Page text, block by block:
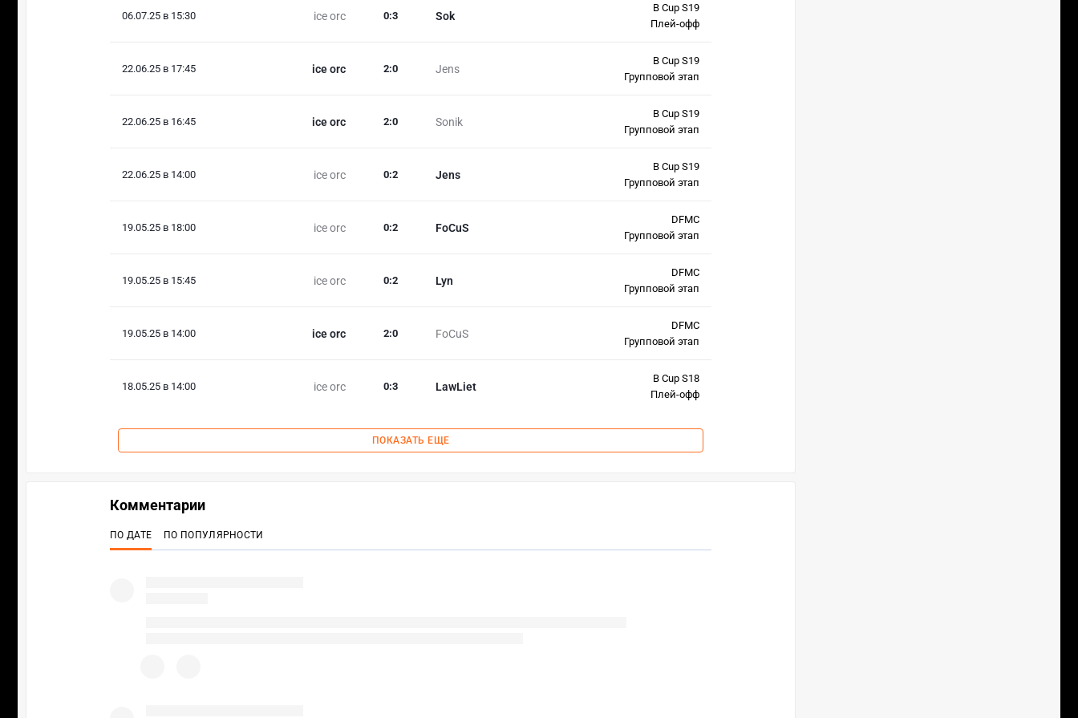
06.07.25 в 15:30 ice orc Sok
0:3
B Cup S19
Плей-офф
22.06.25 в 17:45 ice orc Jens
2:0
B Cup S19
Групповой этап
22.06.25 в 16:45 ice orc Sonik
2:0
B Cup S19
Групповой этап
22.06.25 в 14:00 ice orc Jens
0:2
B Cup S19
Групповой этап
19.05.25 в 18:00 ice orc FoCuS
0:2
DFMC
Групповой этап
19.05.25 в 15:45 ice orc Lyn
0:2
DFMC
Групповой этап
19.05.25 в 14:00 ice orc FoCuS
2:0
DFMC
Групповой этап
18.05.25 в 14:00 ice orc LawLiet
0:3
B Cup S18
Плей-офф
ПОКАЗАТЬ ЕЩЕ
Комментарии
ПО ДАТЕ ПО ПОПУЛЯРНОСТИ